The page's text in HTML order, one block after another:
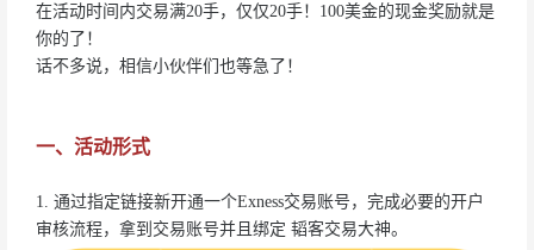
在活动时间内交易满20手，仅仅20手！100美金的现金奖励就是
你的了！
话不多说，相信小伙伴们也等急了！
一、活动形式
1. 通过指定链接新开通一个Exness交易账号，完成必要的开户
审核流程，拿到交易账号并且绑定 韬客交易大神。